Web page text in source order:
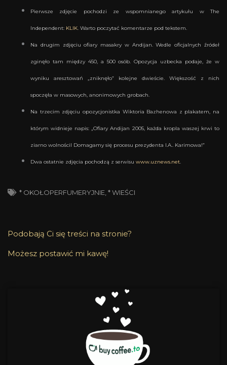
Pierwsze zdjęcie pochodzi ze wspomnianego artykułu w The
Independent: KLIK. Warto poczytać komentarze pod tekstem.
Na drugim zdjęciu ofiary masakry w Andijan. Wedle oficjalnych źródeł
zginęło tam między 450, a 500 osób. Opozycja uzbecka podaje, że w
wyniku aresztowań „zniknęło” kolejne dwieście. Większość z nich
spoczęła w masowych, anonimowych grobach.
Na trzecim zdjęciu opozycjonistka Wiktoria Bazhenowa z plakatem, na
którym widnieje napis: „Ofiary Andijan 2005, każda kropla waszej krwi to
ziarno wolnościI Domagamy się procesu prezydenta I.A.. Karimowa!”
Dwa ostatnie zdjęcia pochodzą z serwisu www.uznews.net.
* OKOŁOPERFUMERYJNIE * WIEŚCI
Podobają Ci się treści na stronie?
Możesz postawić mi kawę!